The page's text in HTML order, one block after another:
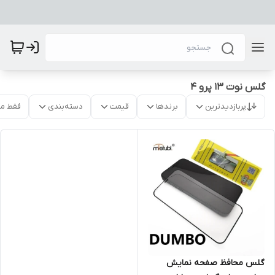
گلس نوت 13 پرو 4
پربازدیدترین برندها قیمت دسته‌بندی فقط
گلس محافظ صفحه نمایش